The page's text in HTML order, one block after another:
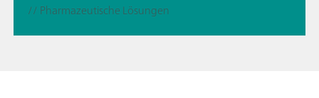
// Pharmazeutische Lösungen